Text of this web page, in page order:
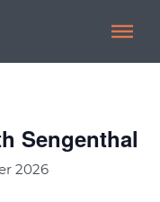
Sengenthal
2026